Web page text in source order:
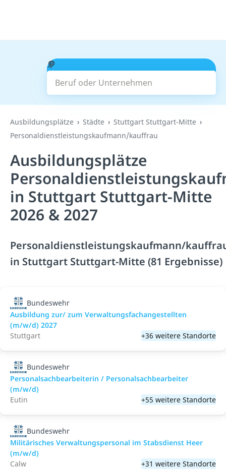
Beruf oder Unternehmen
Suchen
Ausbildungsplätze Städte
Stuttgart Stuttgart-Mitte
Personaldienstleistungskaufmann/kauffrau
Ausbildungsplätze
in Stuttgart Stuttgart-Mitte
2026 & 2027
Personaldienstleistungskaufmann/
in Stuttgart Stuttgart-Mitte (81 Ergebnisse)
Bundeswehr
Ausbildung zur/ zum Verwaltungsfachangestellten
(m/w/d) 2027
Stuttgart
+36 weitere Standorte
Bundeswehr
Personalsachbearbeiterin / Personalsachbearbeiter
(m/w/d)
Eutin
+55 weitere Standorte
Bundeswehr
Militärisches Verwaltungspersonal im Stabsdienst Heer
(m/w/d)
Calw
+31 weitere Standorte